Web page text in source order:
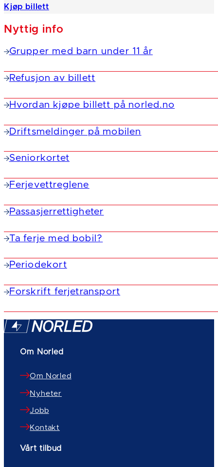
Kjøp billett
Nyttig info
Grupper med barn under 11 år
Refusjon av billett
Hvordan kjøpe billett på norled.no
Driftsmeldinger på mobilen
Seniorkortet
Ferjevettreglene
Passasjerrettigheter
Ta ferje med bobil?
Periodekort
Forskrift ferjetransport
Om Norled
Om Norled
Nyheter
Jobb
Kontakt
Vårt tilbud